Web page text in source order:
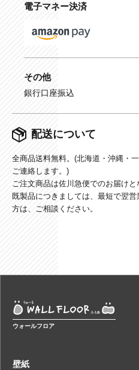
電子マネー決済
その他
銀行口座振込
配送について
全商品送料無料。(北海道・沖縄・
ご連絡します。)
ご注文商品は佐川急便でのお届けと
既製品につきましては、最短で翌
方は、ご相談ください。
ウォールフロア
壁紙